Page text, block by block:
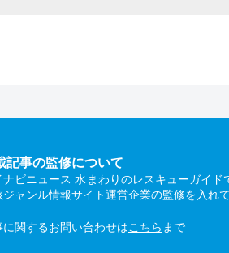
記事の監修について
ナビニュース 水まわりのレスキューガイ
ジャンル情報サイト運営企業の監修を入れて
に関するお問い合わせはこちら まで